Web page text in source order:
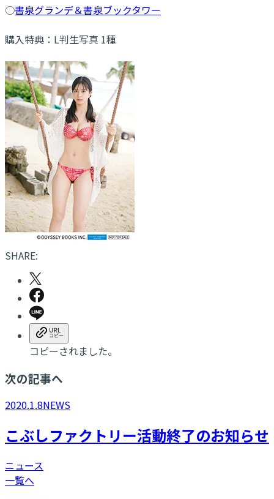
○書泉グランデ＆書泉ブックタワー
購入特典：L判生写真 1種
SHARE:
コピーされました。
次の記事へ
2020.1.8NEWS
こぶしファクトリー活動終了のお知らせ
ニュース
一覧へ